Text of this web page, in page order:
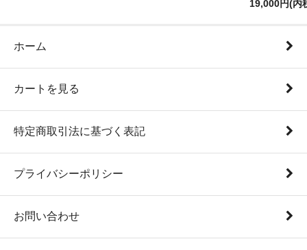
19,000円(内
ホーム
カートを見る
特定商取引法に基づく表記
プライバシーポリシー
お問い合わせ